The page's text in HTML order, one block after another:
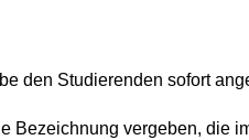
den Studierenden sofort
Bezeichnung vergeben, die